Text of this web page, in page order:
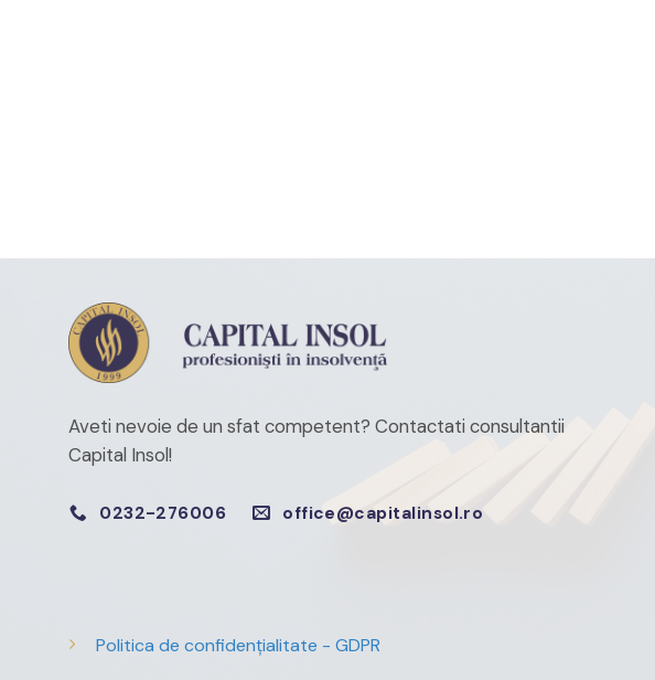
Aveti nevoie de un sfat competent? Contactati consultantii
Capital Insol!
0232-276006 office@capitalinsol.ro
Politica de confidențialitate - GDPR